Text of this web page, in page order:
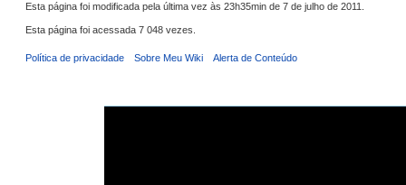
Esta página foi modificada pela última vez às 23h35min de 7 de julho de 2011.
Esta página foi acessada 7 048 vezes.
Política de privacidade Sobre Meu Wiki Alerta de Conteúdo